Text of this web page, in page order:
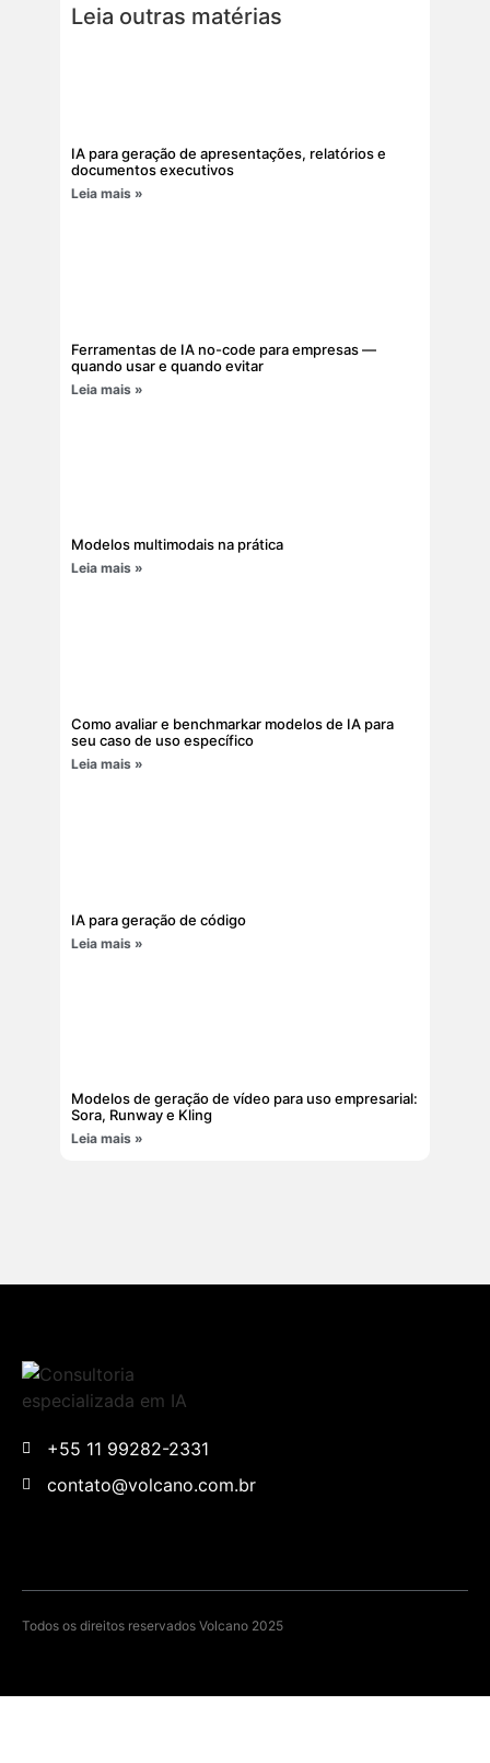
Leia outras matérias
IA para geração de apresentações, relatórios e
documentos executivos
Leia mais »
Ferramentas de IA no-code para empresas —
quando usar e quando evitar
Leia mais »
Modelos multimodais na prática
Leia mais »
Como avaliar e benchmarkar modelos de IA para
seu caso de uso específico
Leia mais »
IA para geração de código
Leia mais »
Modelos de geração de vídeo para uso empresarial:
Sora, Runway e Kling
Leia mais »
+55 11 99282-2331
contato@volcano.com.br
Todos os direitos reservados Volcano 2025